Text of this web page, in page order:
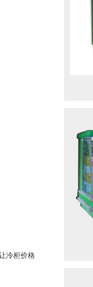
冷柜价格